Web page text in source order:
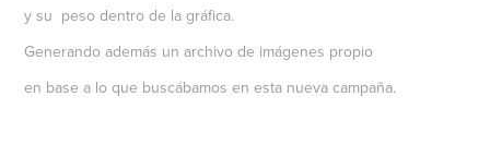
y su peso dentro de la gráfica.
Generando además un archivo de imágenes propio
en base a lo que buscábamos en esta nueva campaña.